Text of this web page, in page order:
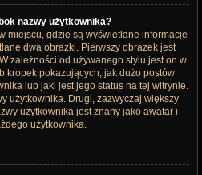
nazwy użytkownika?
miejscu, gdzie są wyświetlane informacje
dwa obrazki. Pierwszy obrazek jest
zależności od używanego stylu jest on w
kropek pokazujących, jak dużo postów
lub jaki jest jego status na tej witrynie.
użytkownika. Drugi, zazwyczaj większy
użytkownika jest znany jako awatar i
użytkownika.